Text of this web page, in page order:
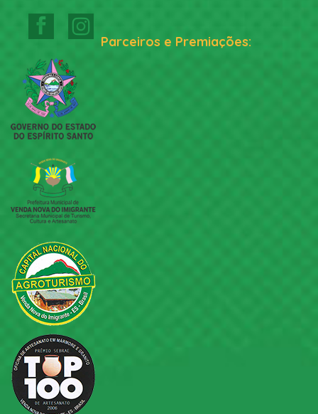
Parceiros e Premiações: